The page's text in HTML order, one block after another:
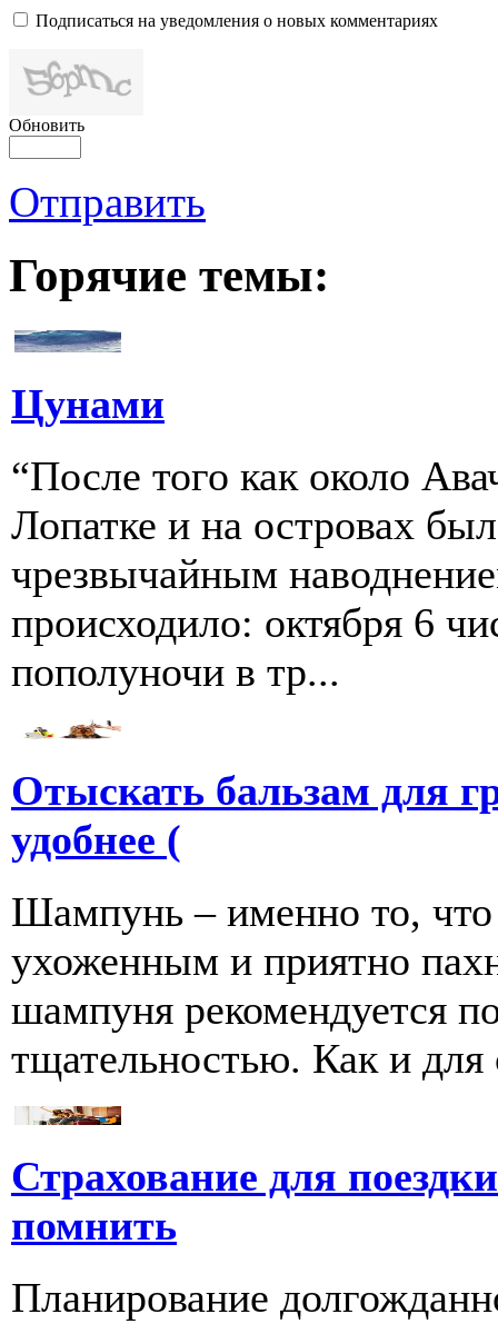
Подписаться на уведомления о новых комментариях
Обновить
Отправить
Горячие темы:
Цунами
“После того как около
Лопатке и на островах
чрезвычайным
происходило: октября 6
пополуночи в тр...
Отыскать бальзам для
удобнее (
Шампунь – именно то, что
ухоженным и приятно
шампуня рекомендуется
тщательностью. Как и для
Страхование для
помнить
Планирование